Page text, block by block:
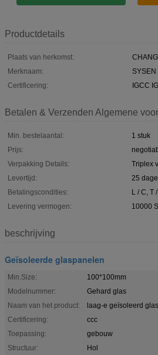
Productdetails
Plaats van herkomst:
Merknaam:
SYSEN
Certificering:
IGCC
Betalen & Verzenden Algemene
Min. bestelaantal:
1 stuk
Prijs:
Verpakking Details:
Triplex
Levertijd:
25
Betalingscondities:
L / C, T
Levering vermogen:
10000
beschrijving
Geïsoleerde glaspanelen
Min.Size:
100*100mm
Modelnummer:
Gehard glas
Naam van het product:
laag-e geïsoleerd glas
Certificering:
ccc
Toepassing:
gebouw
Structuur:
Hol